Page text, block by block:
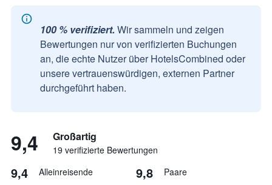
100 % verifiziert. Wir sammeln und zeigen
Bewertungen nur von verifizierten Buchungen
an, die echte Nutzer über HotelsCombined oder
unsere vertrauenswürdigen, externen Partner
durchgeführt haben.
9,4 Großartig
19 verifizierte Bewertungen
9,4 Alleinreisende 9,8 Paare